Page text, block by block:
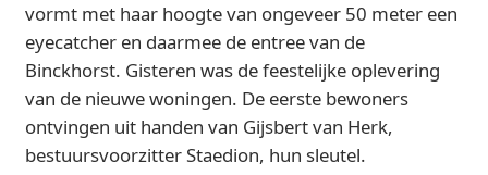
vormt met haar hoogte van ongeveer 50 meter een
eyecatcher en daarmee de entree van de
Binckhorst. Gisteren was de feestelijke oplevering
van de nieuwe woningen. De eerste bewoners
ontvingen uit handen van Gijsbert van Herk,
bestuursvoorzitter Staedion, hun sleutel.